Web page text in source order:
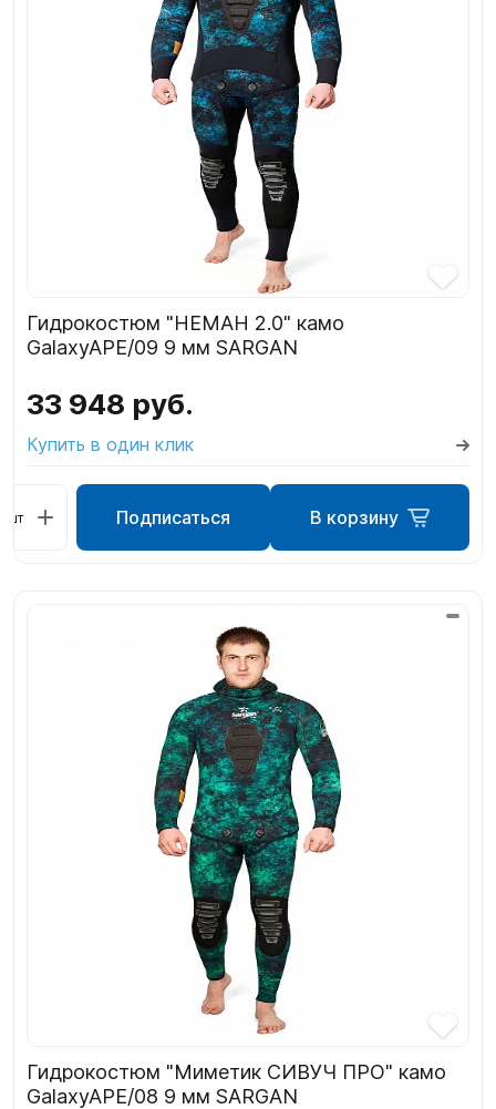
Гидрокостюм "НЕМАН 2.0" камо
GalaxyAPE/09 9 мм SARGAN
33 948 руб.
Купить в один клик
шт Подписаться В корзину
Гидрокостюм "Миметик СИВУЧ ПРО" камо
GalaxyAPE/08 9 мм SARGAN